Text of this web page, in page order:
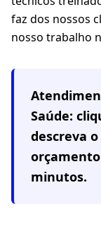
faz dos nossos
nosso trabalho
Saúde:
descreva
minutos.